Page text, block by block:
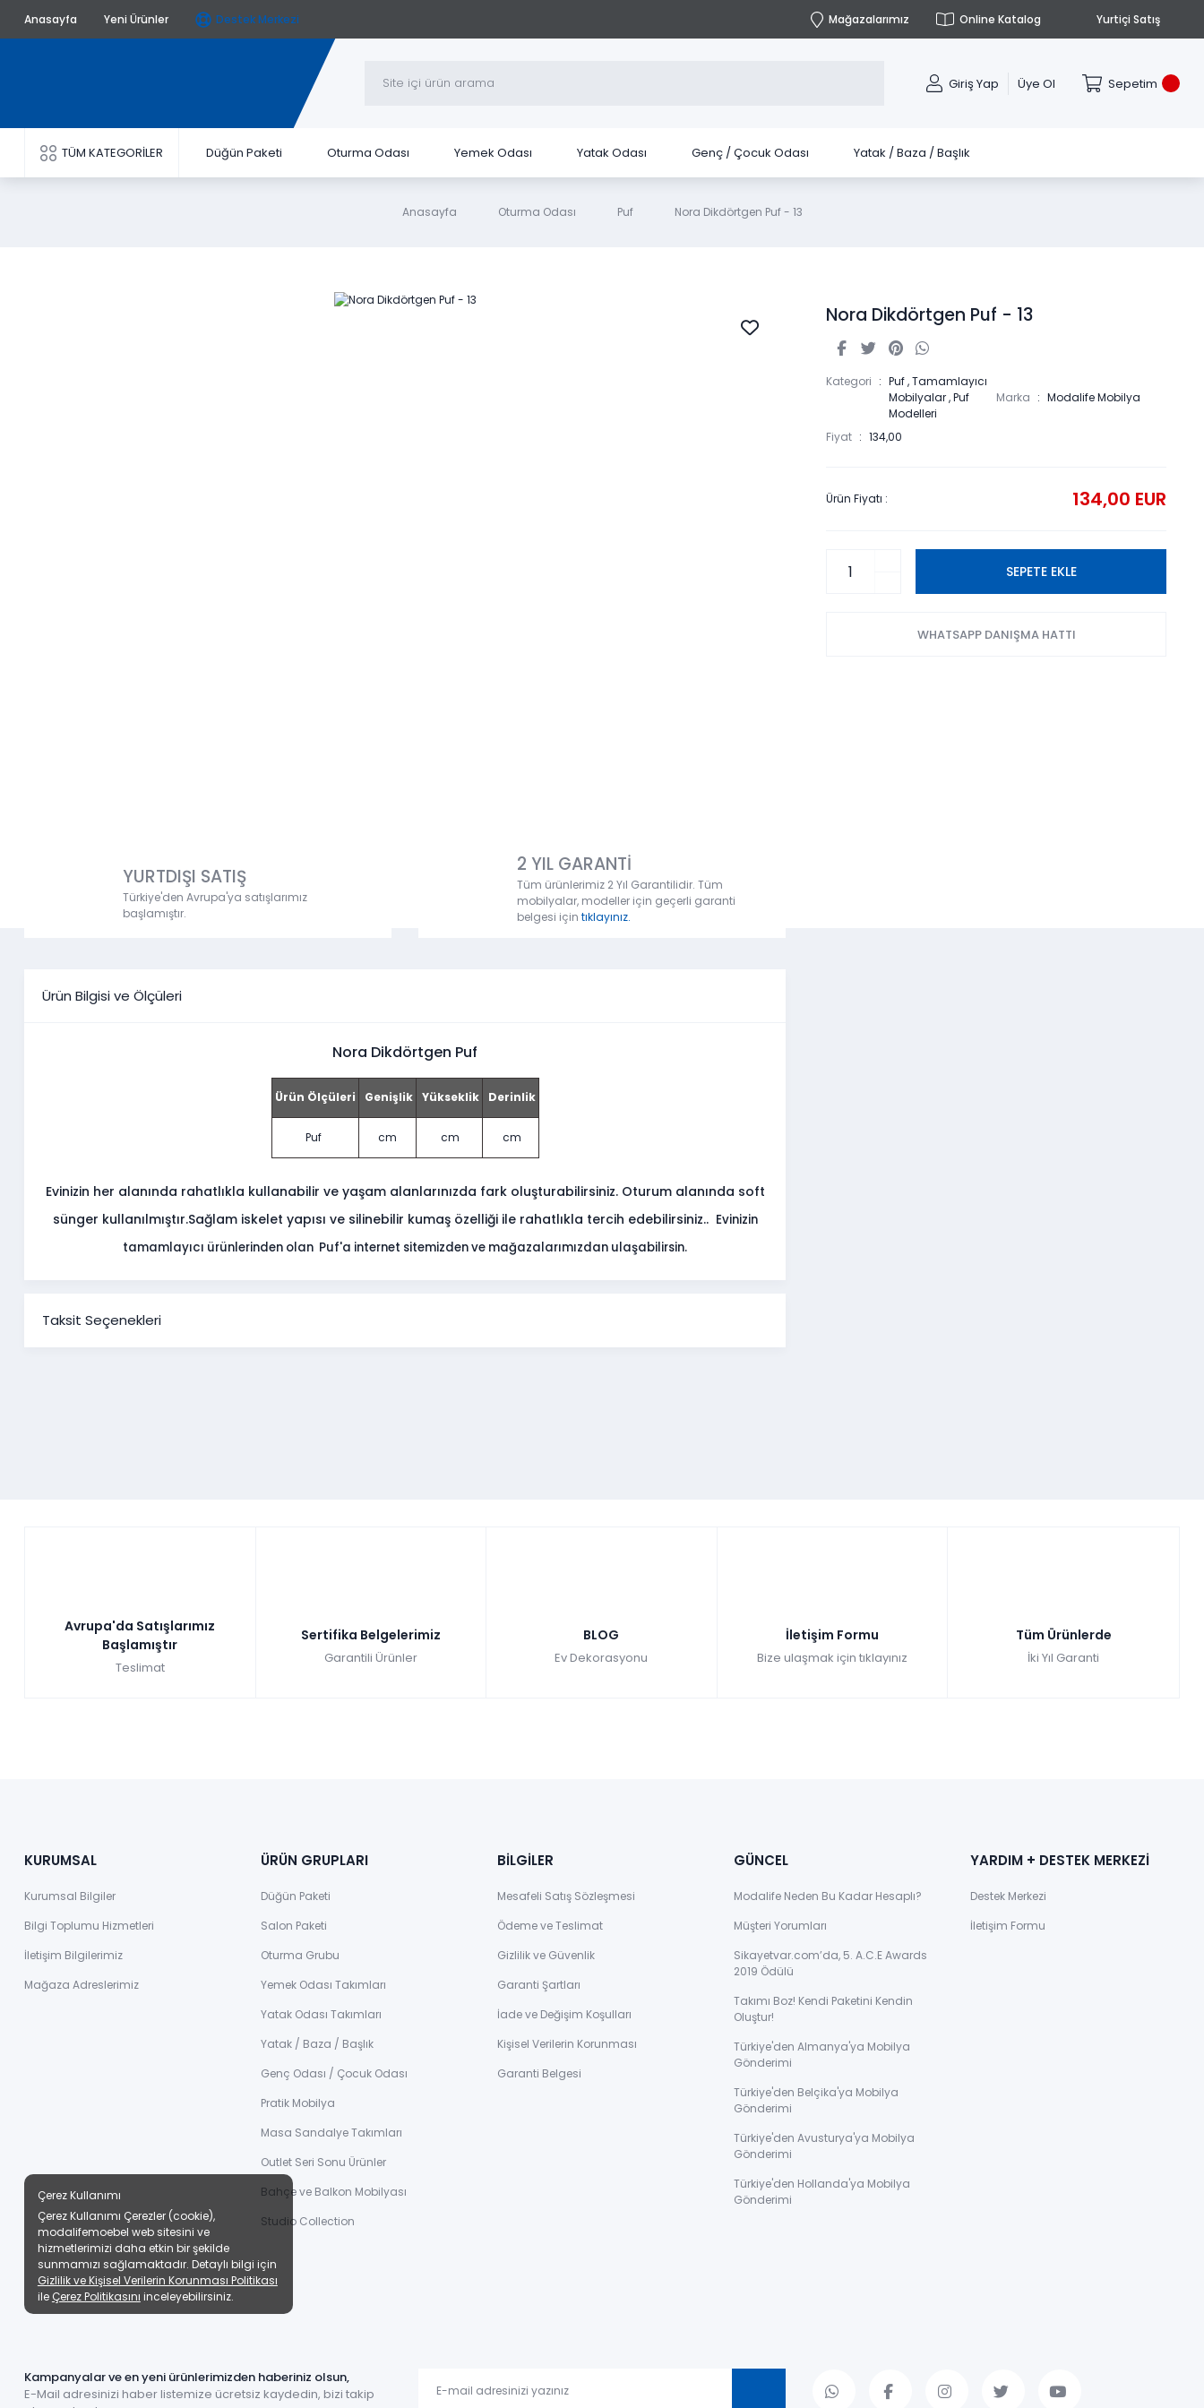
Anasayfa Yeni Ürünler Destek Merkezi Mağazalarımız Online Katalog Yurtiçi Satış
Giriş Yap Üye Ol Sepetim
TÜM KATEGORİLER Düğün Paketi Oturma Odası Yemek Odası Yatak Odası Genç / Çocuk Odası Yatak / Baza / Başlık
Anasayfa Oturma Odası Puf Nora Dikdörtgen Puf - 13
YURTDIŞI SATIŞ
Türkiye'den Avrupa'ya satışlarımız
başlamıştır.
2 YIL GARANTİ
Tüm ürünlerimiz 2 Yıl Garantilidir. Tüm
mobilyalar, modeller için geçerli garanti
belgesi için tıklayınız.
Ürün Bilgisi ve Ölçüleri
Nora Dikdörtgen Puf
Ürün Ölçüleri Genişlik Yükseklik Derinlik
Puf cm cm cm
Evinizin her alanında rahatlıkla kullanabilir ve yaşam alanlarınızda fark oluşturabilirsiniz. Oturum alanında soft
sünger kullanılmıştır.Sağlam iskelet yapısı ve silinebilir kumaş özelliği ile rahatlıkla tercih edebilirsiniz.. Evinizin
tamamlayıcı ürünlerinden olan Puf'a internet sitemizden ve mağazalarımızdan ulaşabilirsin.
Taksit Seçenekleri
Nora Dikdörtgen Puf - 13
Kategori Puf,Tamamlayıcı
Mobilyalar,Puf
Modelleri
Marka Modalife Mobilya
Fiyat 134,00
Ürün Fiyatı : 134,00 EUR
SEPETE EKLE
WHATSAPP DANIŞMA HATTI
Avrupa'da Satışlarımız
Başlamıştır
Teslimat
Sertifika Belgelerimiz
Garantili Ürünler
BLOG
Ev Dekorasyonu
İletişim Formu
Bize ulaşmak için tıklayınız
Tüm Ürünlerde
İki Yıl Garanti
KURUMSAL
Kurumsal Bilgiler
Bilgi Toplumu Hizmetleri
İletişim Bilgilerimiz
Mağaza Adreslerimiz
ÜRÜN GRUPLARI
Düğün Paketi
Salon Paketi
Oturma Grubu
Yemek Odası Takımları
Yatak Odası Takımları
Yatak / Baza / Başlık
Genç Odası / Çocuk Odası
Pratik Mobilya
Masa Sandalye Takımları
Outlet Seri Sonu Ürünler
Bahçe ve Balkon Mobilyası
Studio Collection
BİLGİLER
Mesafeli Satış Sözleşmesi
Ödeme ve Teslimat
Gizlilik ve Güvenlik
Garanti Şartları
İade ve Değişim Koşulları
Kişisel Verilerin Korunması
Garanti Belgesi
GÜNCEL
Modalife Neden Bu Kadar Hesaplı?
Müşteri Yorumları
Sikayetvar.com’da, 5. A.C.E Awards
2019 Ödülü
Takımı Boz! Kendi Paketini Kendin
Oluştur!
Türkiye'den Almanya'ya Mobilya
Gönderimi
Türkiye'den Belçika'ya Mobilya
Gönderimi
Türkiye'den Avusturya'ya Mobilya
Gönderimi
Türkiye'den Hollanda'ya Mobilya
Gönderimi
YARDIM + DESTEK MERKEZİ
Destek Merkezi
İletişim Formu
Kampanyalar ve en yeni ürünlerimizden haberiniz olsun,
E-Mail adresinizi haber listemize ücretsiz kaydedin, bizi takip
Çerez Kullanımı
Çerez Kullanımı Çerezler (cookie),
modalifemoebel web sitesini ve
hizmetlerimizi daha etkin bir şekilde
sunmamızı sağlamaktadır. Detaylı bilgi için
Gizlilik ve Kişisel Verilerin Korunması Politikası
ile Çerez Politikasını inceleyebilirsiniz.